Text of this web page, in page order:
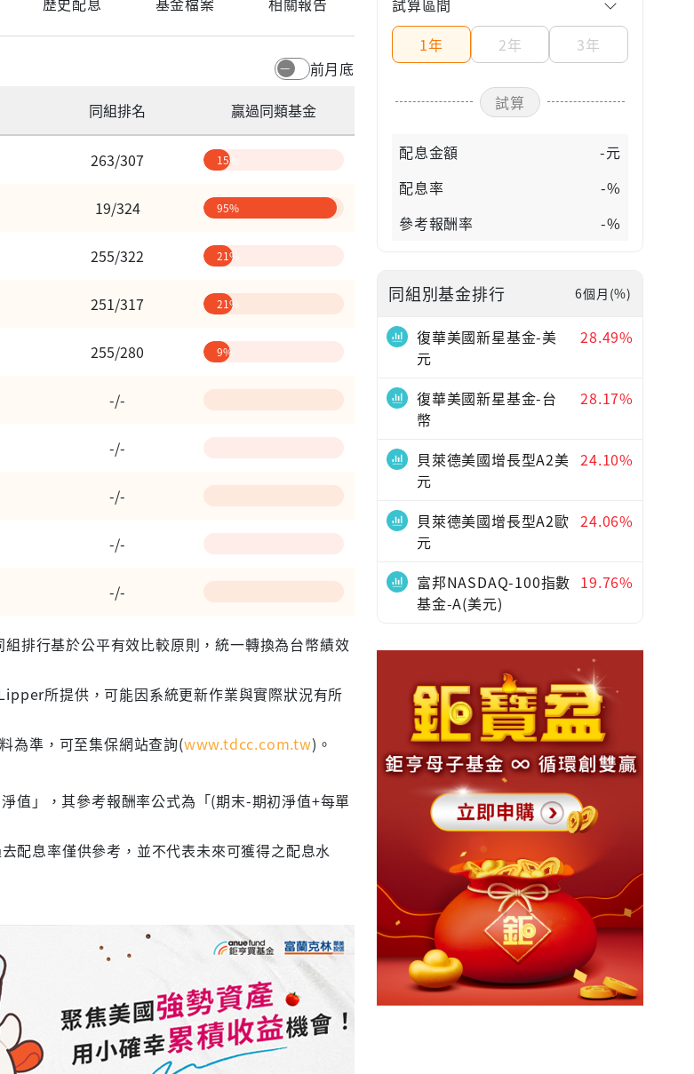
前月底
同組排名 贏過同類基金
263/307 15%
19/324 95%
255/322 21%
251/317 21%
255/280 9%
-/-
-/-
-/-
-/-
-/-
排行基於公平有效比較原則，統一轉換為台幣績效
所提供，可能因系統更新作業與實際狀況有所
為準，可至集保網站查詢(www.tdcc.com.tw)。
值」，其參考報酬率公式為「(期末-期初淨值+每單
配息率僅供參考，並不代表未來可獲得之配息水
試算區間
1年
2年 3年
試算
配息金額
-元
配息率
-%
參考報酬率
-%
同組別基金排行 6個月(%)
復華美國新星基金-美
元
28.49%
復華美國新星基金-台
幣
28.17%
貝萊德美國增長型A2美
元
24.10%
貝萊德美國增長型A2歐
元
24.06%
富邦NASDAQ-100指數
基金-A(美元)
19.76%